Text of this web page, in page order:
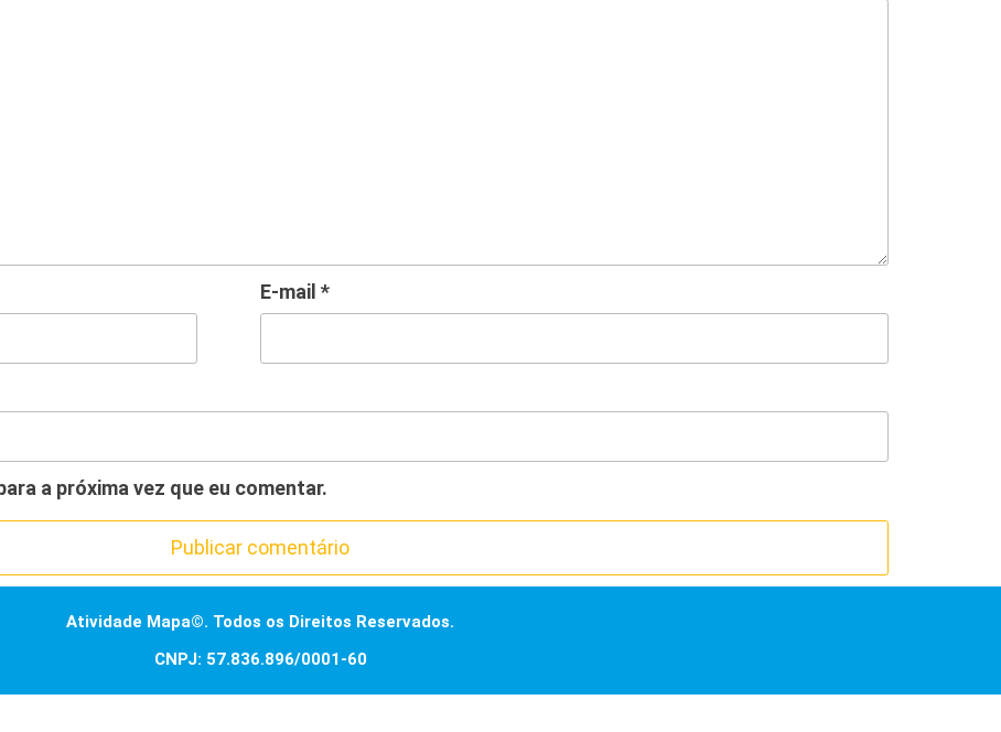
E-mail *
a próxima vez que eu comentar.
Atividade Mapa©. Todos os Direitos Reservados.
CNPJ: 57.836.896/0001-60